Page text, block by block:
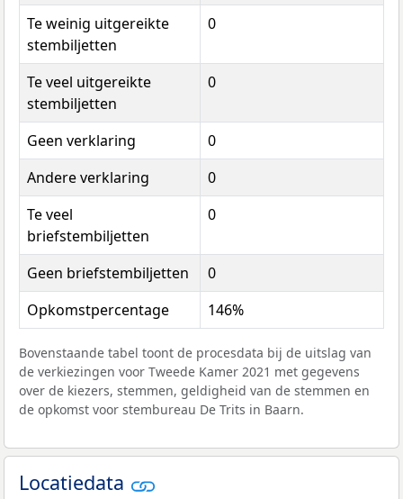
Te weinig uitgereikte
stembiljetten
0
Te veel uitgereikte
stembiljetten
0
Geen verklaring
0
Andere verklaring
0
Te veel
briefstembiljetten
0
Geen briefstembiljetten
0
Opkomstpercentage
146%
Bovenstaande tabel toont de procesdata bij de uitslag van
de verkiezingen voor Tweede Kamer 2021 met gegevens
over de kiezers, stemmen, geldigheid van de stemmen en
de opkomst voor stembureau De Trits in Baarn.
Locatiedata